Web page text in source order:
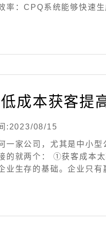
率：CPQ系统能够快速
低成本获客提
:2023/08/15
一家公司，尤其是中小
的就两个： ①获客成本
业生存的基础。企业只有